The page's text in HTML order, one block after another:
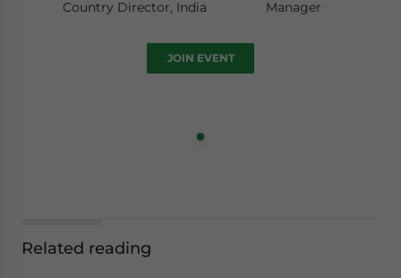
Country Director, India
Manager
JOIN EVENT
Related reading